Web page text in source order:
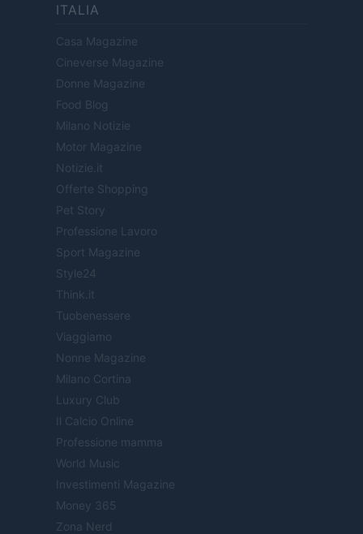
ITALIA
Casa Magazine
Cineverse Magazine
Donne Magazine
Food Blog
Milano Notizie
Motor Magazine
Notizie.it
Offerte Shopping
Pet Story
Professione Lavoro
Sport Magazine
Style24
Think.it
Tuobenessere
Viaggiamo
Nonne Magazine
Milano Cortina
Luxury Club
Il Calcio Online
Professione mamma
World Music
Investimenti Magazine
Money 365
Zona Nerd